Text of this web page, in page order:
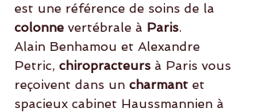
est une référence de soins de la
colonne vertébrale à Paris.
Alain Benhamou et Alexandre
Petric, chiropracteurs à Paris vous
reçoivent dans un charmant et
spacieux cabinet Haussmannien à